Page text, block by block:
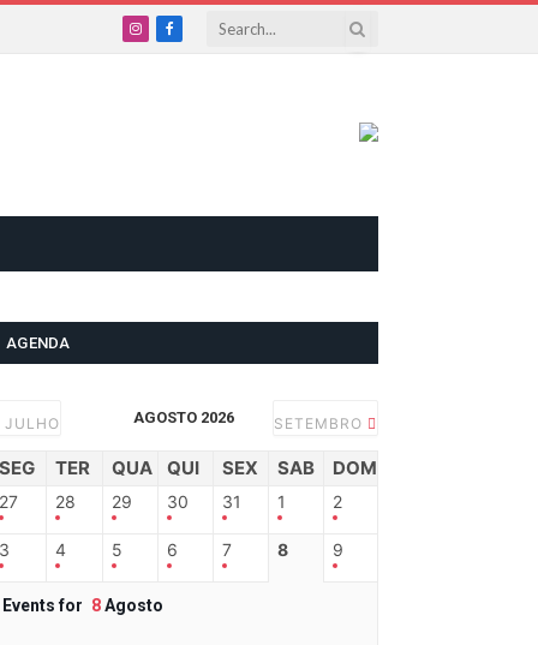
InstagramFacebook
AGENDA
JULHO AGOSTO 2026 SETEMBRO
SEG TER QUA QUI SEX SAB DOM
27 28 29 30 31 1 2
3 4 5 6 7 8 9
Events for 8Agosto